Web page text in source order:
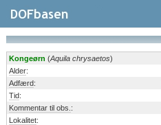
Kongeørn (Aquila chrysaetos)
Alder:
Adfærd:
Tid:
Kommentar til obs. :
Lokalitet: